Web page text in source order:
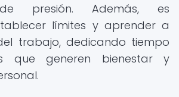
presión. Además, es
límites y aprender a
trabajo, dedicando tiempo
que generen bienestar y